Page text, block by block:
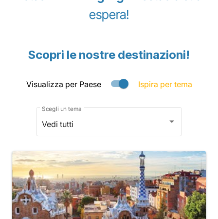
espera!
Scopri le nostre destinazioni!
Visualizza per Paese Ispira per tema
Vedi tutti
Scegli un tema